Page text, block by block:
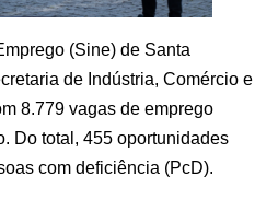
(Sine) de Santa
de Indústria, Comércio e
8.779 vagas de emprego
Do total, 455 oportunidades
com deficiência (PcD).